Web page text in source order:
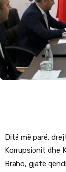
Ditë më parë,
Korrupsionit dhe
Braho, gjatë